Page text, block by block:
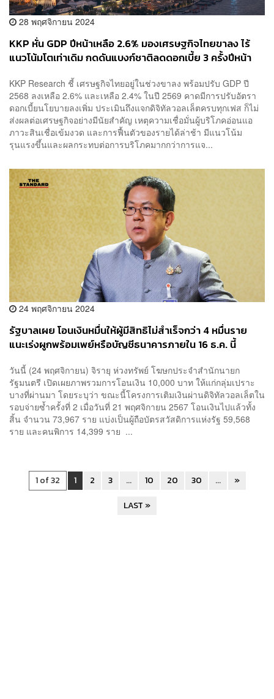
28 พฤศจิกายน 2024
KKP หั่น GDP ปีหน้าเหลือ 2.6% มองเศรษฐกิจไทยขาลง ไร้
แนวโน้มโตเท่าเดิม กดดันแบงก์ชาติลดดอกเบี้ย 3 ครั้งปีหน้า
KKP Research ชี้ เศรษฐกิจไทยอยู่ในช่วงขาลง พร้อมปรับ GDP ปี
2568 ลงเหลือ 2.6% และเหลือ 2.4% ในปี 2569 คาดมีการปรับอัตรา
ดอกเบี้ยนโยบายลงเพิ่ม ประเมินถึงแจกดิจิทัลวอลเล็ตครบทุกเฟส ก็ไม่
ส่งผลต่อเศรษฐกิจอย่างมีนัยสำคัญ เหตุความเชื่อมั่นผู้บริโภคอ่อนแอ
ภาวะสินเชื่อเข้มงวด และการฟื้นตัวของรายได้ล่าช้า มีแนวโน้ม
รุนแรงขึ้นและผลกระทบต่อการบริโภคมากกว่าการแจ...
24 พฤศจิกายน 2024
รัฐบาลเผย โอนเงินหมื่นให้ผู้มีสิทธิไม่สำเร็จกว่า 4 หมื่นราย
แนะเร่งผูกพร้อมเพย์หรือบัญชีธนาคารภายใน 16 ธ.ค. นี้
วันนี้ (24 พฤศจิกายน) จิรายุ ห่วงทรัพย์ โฆษกประจำสำนักนายก
รัฐมนตรี เปิดเผยภาพรวมการโอนเงิน 10,000 บาท ให้แก่กลุ่มเปราะ
บางที่ผ่านมา โดยระบุว่า ขณะนี้โครงการเติมเงินผ่านดิจิทัลวอลเล็ตใน
รอบจ่ายซ้ำครั้งที่ 2 เมื่อวันที่ 21 พฤศจิกายน 2567 โอนเงินไปแล้วทั้ง
สิ้น จำนวน 73,967 ราย แบ่งเป็นผู้ถือบัตรสวัสดิการแห่งรัฐ 59,568
ราย และคนพิการ 14,399 ราย ...
1 of 32 1 2 3 ... 10 20 30 ...
»
LAST »